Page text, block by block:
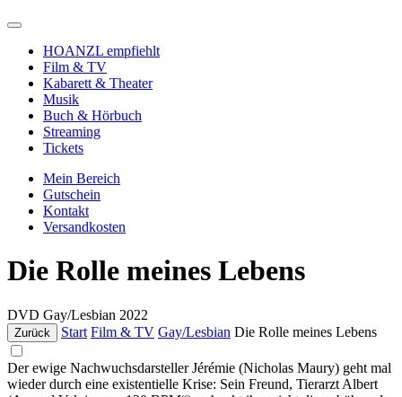
HOANZL empfiehlt
Film & TV
Kabarett & Theater
Musik
Buch & Hörbuch
Streaming
Tickets
Mein Bereich
Gutschein
Kontakt
Versandkosten
Die Rolle meines Lebens
DVD Gay/Lesbian 2022
Zurück Start Film & TV Gay/Lesbian Die Rolle meines Lebens
Der ewige Nachwuchsdarsteller Jérémie (Nicholas Maury) geht mal
wieder durch eine existentielle Krise: Sein Freund, Tierarzt Albert